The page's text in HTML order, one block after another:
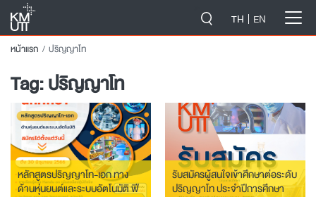
TH EN
หน้าแรก ปริญญาโท
Tag:ปริญญาโท
หลักสูตรปริญญาโท-เอก ทาง
ด้านหุ่นยนต์และระบบอัตโนมัติ ฟี
รับสมัครผู้สนใจเข้าศึกษาต่อระดับ
ปริญญาโท ประจำปีการศึกษา